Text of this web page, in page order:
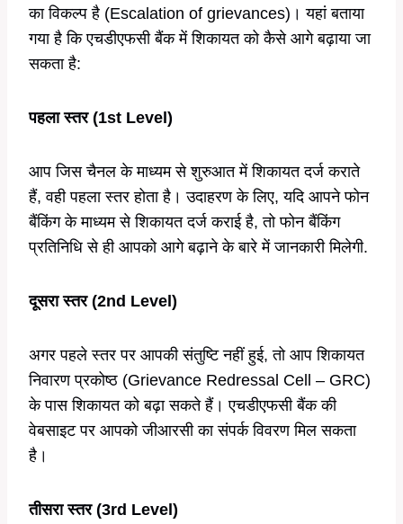
का विकल्प है (Escalation of grievances)। यहां बताया
गया है कि एचडीएफसी बैंक में शिकायत को कैसे आगे बढ़ाया जा
सकता है:
पहला स्तर (1st Level)
आप जिस चैनल के माध्यम से शुरुआत में शिकायत दर्ज कराते
हैं, वही पहला स्तर होता है। उदाहरण के लिए, यदि आपने फोन
बैंकिंग के माध्यम से शिकायत दर्ज कराई है, तो फोन बैंकिंग
प्रतिनिधि से ही आपको आगे बढ़ाने के बारे में जानकारी मिलेगी.
दूसरा स्तर (2nd Level)
अगर पहले स्तर पर आपकी संतुष्टि नहीं हुई, तो आप शिकायत
निवारण प्रकोष्ठ (Grievance Redressal Cell – GRC)
के पास शिकायत को बढ़ा सकते हैं। एचडीएफसी बैंक की
वेबसाइट पर आपको जीआरसी का संपर्क विवरण मिल सकता
है।
तीसरा स्तर (3rd Level)